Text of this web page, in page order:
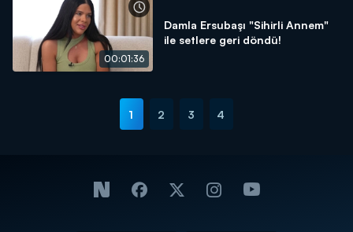
00:01:36
Damla Ersubaşı "Sihirli Annem"
ile setlere geri döndü!
1 2 3 4